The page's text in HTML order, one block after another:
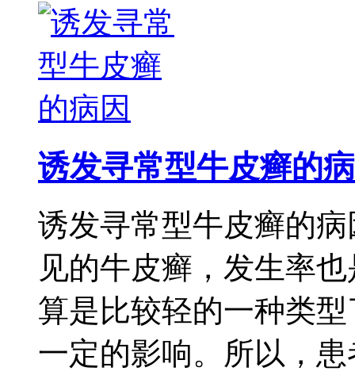
诱发寻常型牛皮癣的病
诱发寻常型牛皮癣的
见的牛皮癣，发生率
算是比较轻的一种类
一定的影响。所以，